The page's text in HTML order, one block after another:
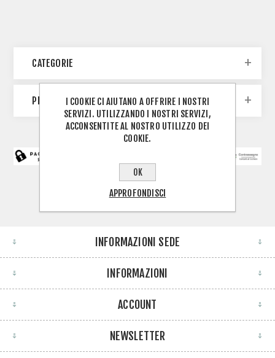
CATEGORIE
PRODUTTORI
INFORMAZIONI SEDE
INFORMAZIONI
ACCOUNT
NEWSLETTER
I COOKIE CI AIUTANO A OFFRIRE I NOSTRI
SERVIZI. UTILIZZANDO I NOSTRI SERVIZI,
ACCONSENTITE AL NOSTRO UTILIZZO DEI
COOKIE.
OK
APPROFONDISCI